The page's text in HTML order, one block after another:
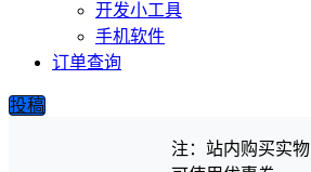
开发小工具
手机软件
订单查询
投稿
注：站内购买实物